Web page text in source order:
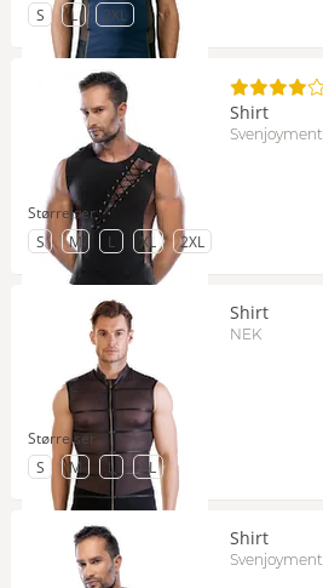
til Størrelse
S til Størrelse
L til Størrelse
2XL
Shirt
Svenjoyment
Størrelser
til Størrelse
S til Størrelse
M til Størrelse
L til Størrelse
XL til Størrelse
2XL
Shirt
NEK
Størrelser
til Størrelse
S til Størrelse
M til Størrelse
L til Størrelse
XL
Shirt
Svenjoyment